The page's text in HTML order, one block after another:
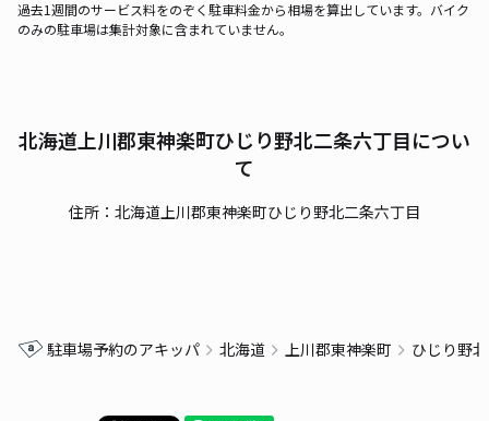
過去1週間のサービス料をのぞく駐車料金から相場を算出しています。バイク
のみの駐車場は集計対象に含まれていません。
北海道上川郡東神楽町ひじり野北二条六丁目につい
て
住所：北海道上川郡東神楽町ひじり野北二条六丁目
駐車場予約のアキッパ 北海道 上川郡東神楽町 ひじり野